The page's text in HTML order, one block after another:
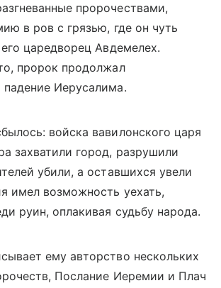
пророчествами,
в ров с грязью, где он чуть
царедворец Авдемелех.
пророк продолжал
падение Иерусалима.
войска вавилонского царя
захватили город, разрушили
убили, а оставшихся увели
имел возможность уехать,
руин, оплакивая судьбу народа.
ему авторство нескольких
Послание Иеремии и Плач